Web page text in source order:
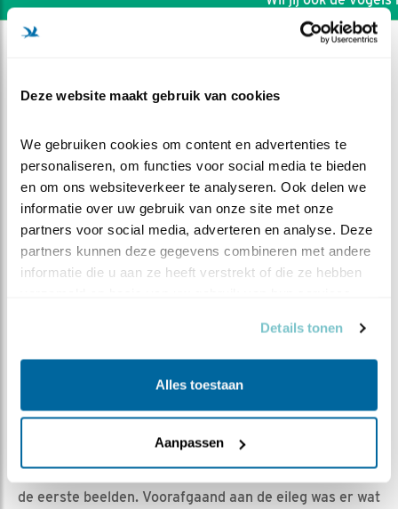
Deze website maakt gebruik van cookies
We gebruiken cookies om content en advertenties te
personaliseren, om functies voor social media te bieden
en om ons websiteverkeer te analyseren. Ook delen we
informatie over uw gebruik van onze site met onze
partners voor social media, adverteren en analyse. Deze
partners kunnen deze gegevens combineren met andere
informatie die u aan ze heeft verstrekt of die ze hebben
Details tonen
Alles toestaan
Aanpassen
Terug naar vorige week (1)
Vind ik leuk| Bewaar dit filmpje|
917x
In een drieluik breng ik jullie nog even terug naar vorige
week. Vanaf 23 februari hadden wij de beschikking over
de eerste beelden. Voorafgaand aan de eileg was er wat